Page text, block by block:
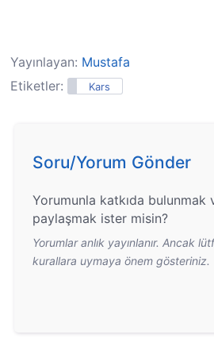
Yayınlayan: Mustafa
Etiketler:
Kars
Soru/Yorum Gönder
Yorumunla katkıda bulunmak
paylaşmak ister misin?
Yorumlar anlık yayınlanır. Ancak
kurallara uymaya önem gösteriniz.